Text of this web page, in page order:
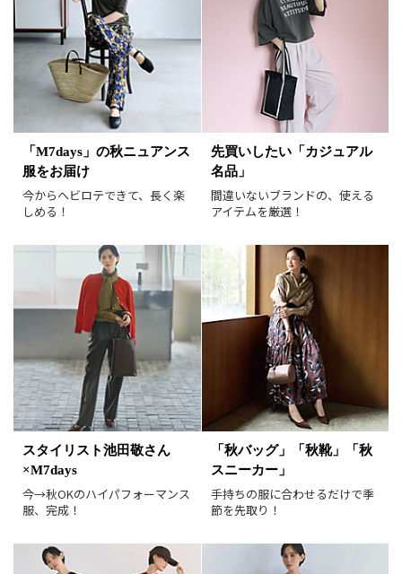
価格 円～ 円
表示オプション
すべて
新着
再入荷
ラスト1
画像小 画像大
30件 90件
並び順 おすすめ順
人気順
新着順
価格が安い順
価格が高い順
値下げ実施日順
「M7days」の秋ニュアンス
服をお届け
今からヘビロテできて、長く楽
しめる！
先買いしたい「カジュアル
名品」
間違いないブランドの、使える
アイテムを厳選！
スタイリスト池田敬さん
×M7days
今→秋OKのハイパフォーマンス
服、完成！
「秋バッグ」「秋靴」「秋
スニーカー」
手持ちの服に合わせるだけで季
節を先取り！